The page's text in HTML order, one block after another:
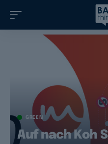
GREEN
Auf nach Koh